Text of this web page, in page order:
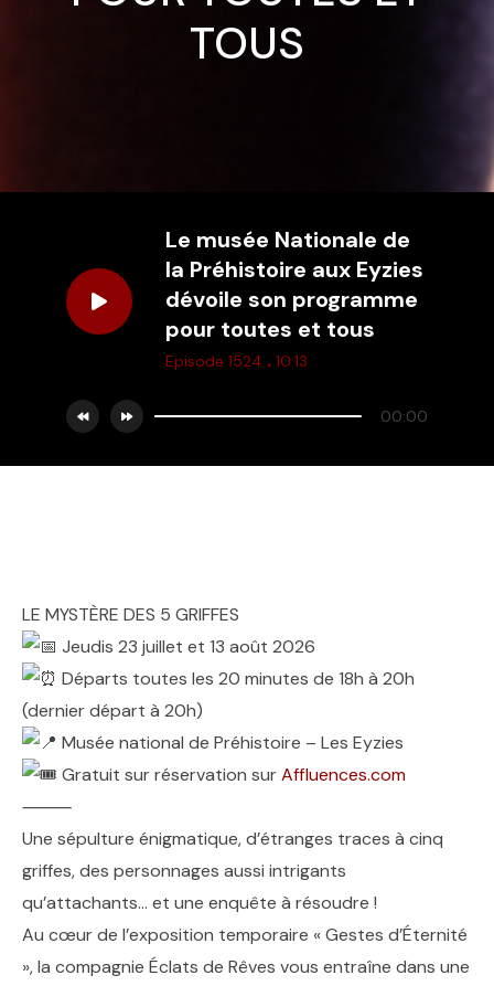
TOUS
Le musée Nationale de
la Préhistoire aux Eyzies
dévoile son programme
pour toutes et tous
Episode 1524 . 10:13
00:00
LE MYSTÈRE DES 5 GRIFFES
Jeudis 23 juillet et 13 août 2026
Départs toutes les 20 minutes de 18h à 20h
(dernier départ à 20h)
Musée national de Préhistoire – Les Eyzies
Gratuit sur réservation surAffluences.com
⸻
Une sépulture énigmatique, d’étranges traces à cinq
griffes, des personnages aussi intrigants
qu’attachants… et une enquête à résoudre !
Au cœur de l’exposition temporaire « Gestes d’Éternité
», la compagnie Éclats de Rêves vous entraîne dans une